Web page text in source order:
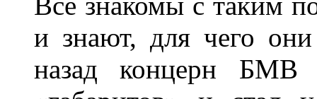
и знают, для чего
назад концерн БМВ